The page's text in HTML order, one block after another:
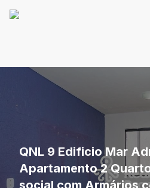
QNL 9 Edificio Mar
Apartamento 2
social com Armários